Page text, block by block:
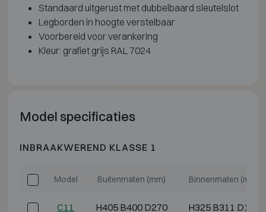
Standaard uitgerust met dubbelbaard sleutelslot
Legborden in hoogte verstelbaar
Voorbereid voor verankering
Kleur: grafiet grijs RAL 7024
Model specificaties
INBRAAKWEREND KLASSE 1
Model Buitenmaten (mm) Binnenmaten (mm)
C11 H405 B400 D270 H325 B311 D155